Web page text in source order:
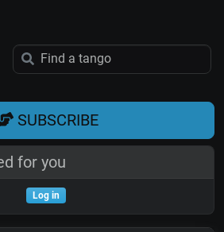
SUBSCRIBE
for you
Log in